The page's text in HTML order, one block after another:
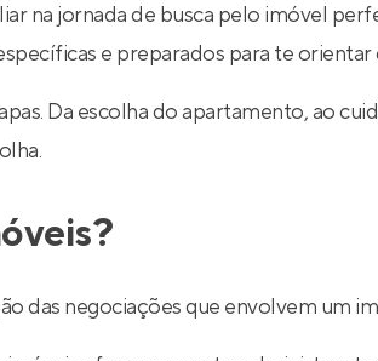
na jornada de busca pelo imóvel
e preparados para te
Da escolha do apartamento, ao
das negociações que envolvem um